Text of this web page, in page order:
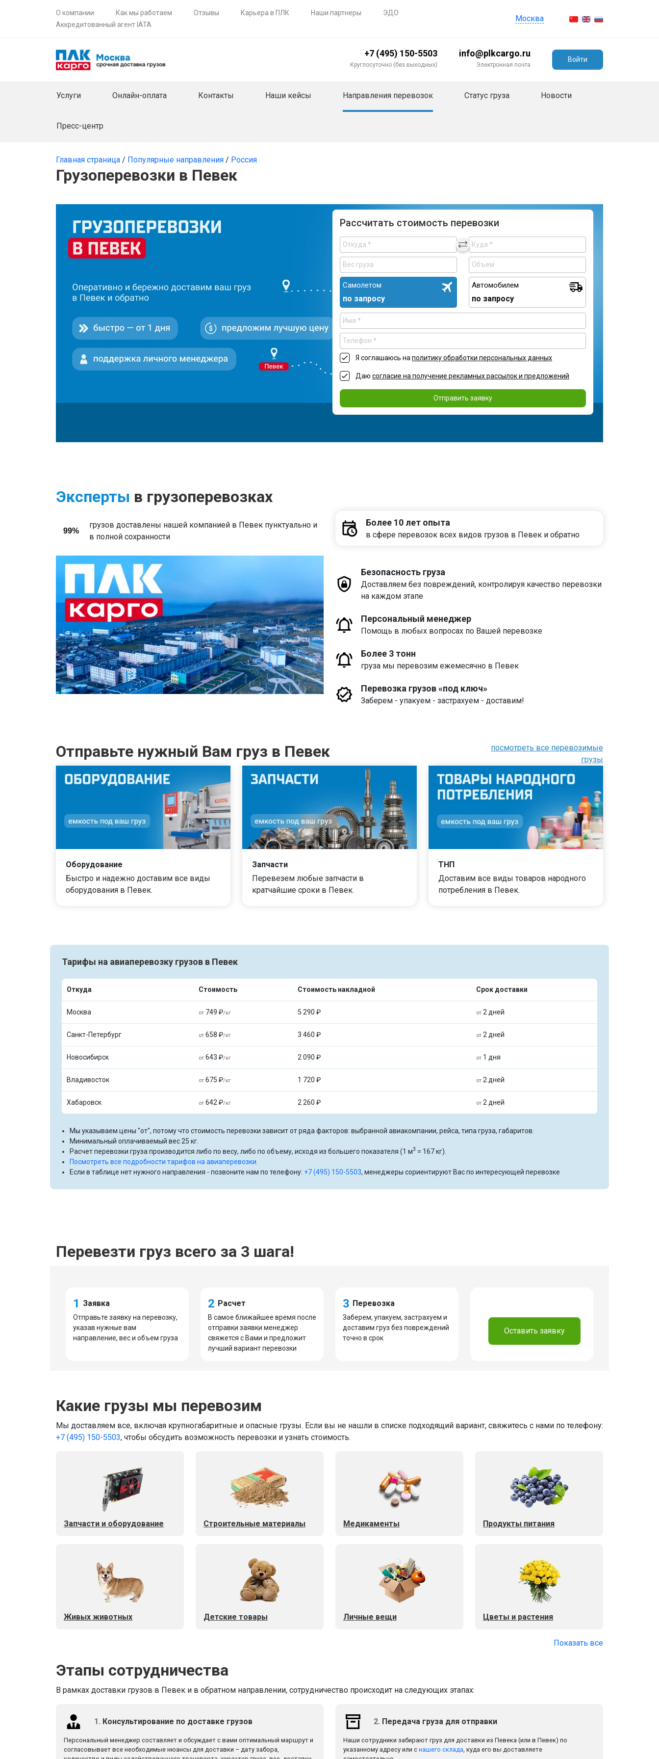
О компании Как мы работаем Отзывы Карьера в ПЛК Наши партнеры
ЭДО
Аккредитованный агент IATA
Москва
+7 (495) 150-5503
Круглосуточно (без выходных)
info@plkcargo.ru
Электронная почта
Войти
Услуги Онлайн-оплата Контакты Наши кейсы Направления перевозок Статус груза Новости
Пресс-центр
Главная страница / Популярные направления / Россия
Грузоперевозки в Певек
Рассчитать стоимость перевозки
Самолетом
по запросу
Автомобилем
по запросу
Я соглашаюсь на политику обработки персональных данных
Даю согласие на получение рекламных рассылок и предложений
Отправить заявку
Эксперты в грузоперевозках
99%
грузов доставлены нашей компанией в Певек пунктуально и
в полной сохранности
Более 10 лет опыта
в сфере перевозок всех видов грузов в Певек и обратно
Безопасность груза
Доставляем без повреждений, контролируя качество перевозки
на каждом этапе
Персональный менеджер
Помощь в любых вопросах по Вашей перевозке
Более 3 тонн
груза мы перевозим ежемесячно в Певек
Перевозка грузов «под ключ»
Заберем - упакуем - застрахуем - доставим!
Отправьте нужный Вам груз в Певек
посмотреть все перевозимые
грузы
Оборудование
Быстро и надежно доставим все виды
оборудования в Певек.
Запчасти
Перевезем любые запчасти в
кратчайшие сроки в Певек.
ТНП
Доставим все виды товаров народного
потребления в Певек.
Тарифы на авиаперевозку грузов в Певек
Откуда Стоимость Стоимость накладной Срок доставки
Москва от 749 ₽/кг 5 290 ₽ от 2 дней
Санкт-Петербург от 658 ₽/кг 3 460 ₽ от 2 дней
Новосибирск от 643 ₽/кг 2 090 ₽ от 1 дня
Владивосток от 675 ₽/кг 1 720 ₽ от 2 дней
Хабаровск от 642 ₽/кг 2 260 ₽ от 2 дней
Мы указываем цены "от", потому что стоимость перевозки зависит от ряда факторов: выбранной авиакомпании, рейса, типа груза, габаритов.
Минимальный оплачиваемый вес 25 кг.
Расчет перевозки груза производится либо по весу, либо по объему, исходя из большего показателя (1 м3 = 167 кг).
Посмотреть все подробности тарифов на авиаперевозки.
Если в таблице нет нужного направления - позвоните нам по телефону: +7 (495) 150-5503, менеджеры сориентируют Вас по интересующей перевозке
Перевезти груз всего за 3 шага!
1 Заявка
Отправьте заявку на перевозку,
указав нужные вам
направление, вес и объем груза
2 Расчет
В самое ближайшее время после
отправки заявки менеджер
свяжется с Вами и предложит
лучший вариант перевозки
3 Перевозка
Заберем, упакуем, застрахуем и
доставим груз без повреждений
точно в срок
Оставить заявку
Какие грузы мы перевозим
Мы доставляем все, включая крупногабаритные и опасные грузы. Если вы не нашли в списке подходящий вариант, свяжитесь с нами по телефону:
+7 (495) 150-5503, чтобы обсудить возможность перевозки и узнать стоимость.
Запчасти и оборудование Строительные материалы Медикаменты Продукты питания
Живых животных Детские товары Личные вещи Цветы и растения
Показать все
Этапы сотрудничества
В рамках доставки грузов в Певек и в обратном направлении, сотрудничество происходит на следующих этапах:
1. Консультирование по доставке грузов
Персональный менеджер составляет и обсуждает с вами оптимальный маршрут и
согласовывает все необходимые нюансы для доставки – дату забора,
2. Передача груза для отправки
Наши сотрудники забирают груз для доставки из Певека (или в Певек) по
указанному адресу или с нашего склада , куда его вы доставляете